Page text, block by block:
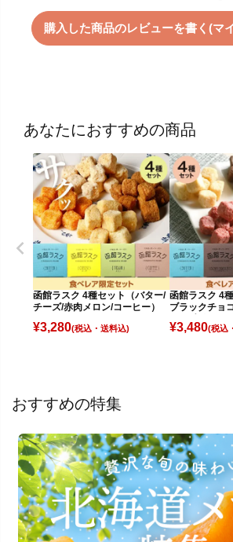
購入した商品のレビューを書く(マ
あなたにおすすめの商品
函館ラスク 4種セット（バター/
チーズ/赤肉メロン/コーヒー）
¥3,280(税込)
函館ラスク 4
ブラックチョ
¥3,480(税込)
おすすめの特集